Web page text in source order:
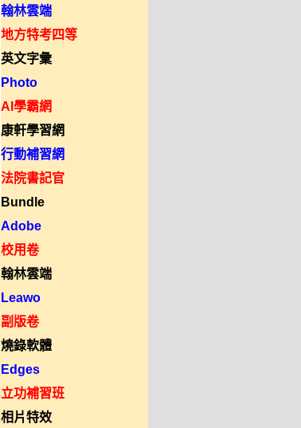
陣)全科目合輯版(3片裝)
翰林雲端
地方特考四等
英文字彙
Photo
AI學霸網
康軒學習網
行動補習網
法院書記官
Bundle
Adobe
校用卷
翰林雲端
Leawo
副版卷
燒錄軟體
Edges
立功補習班
相片特效